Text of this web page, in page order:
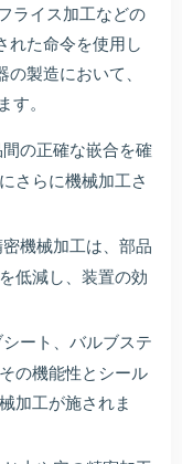
ライス加工などの
れた命令を使用し
製造において、
。
の正確な嵌合を確
さらに機械加工さ
機械加工は、部品
低減し、装置の効
ート、バルブステ
の機能性とシール
加工が施されま